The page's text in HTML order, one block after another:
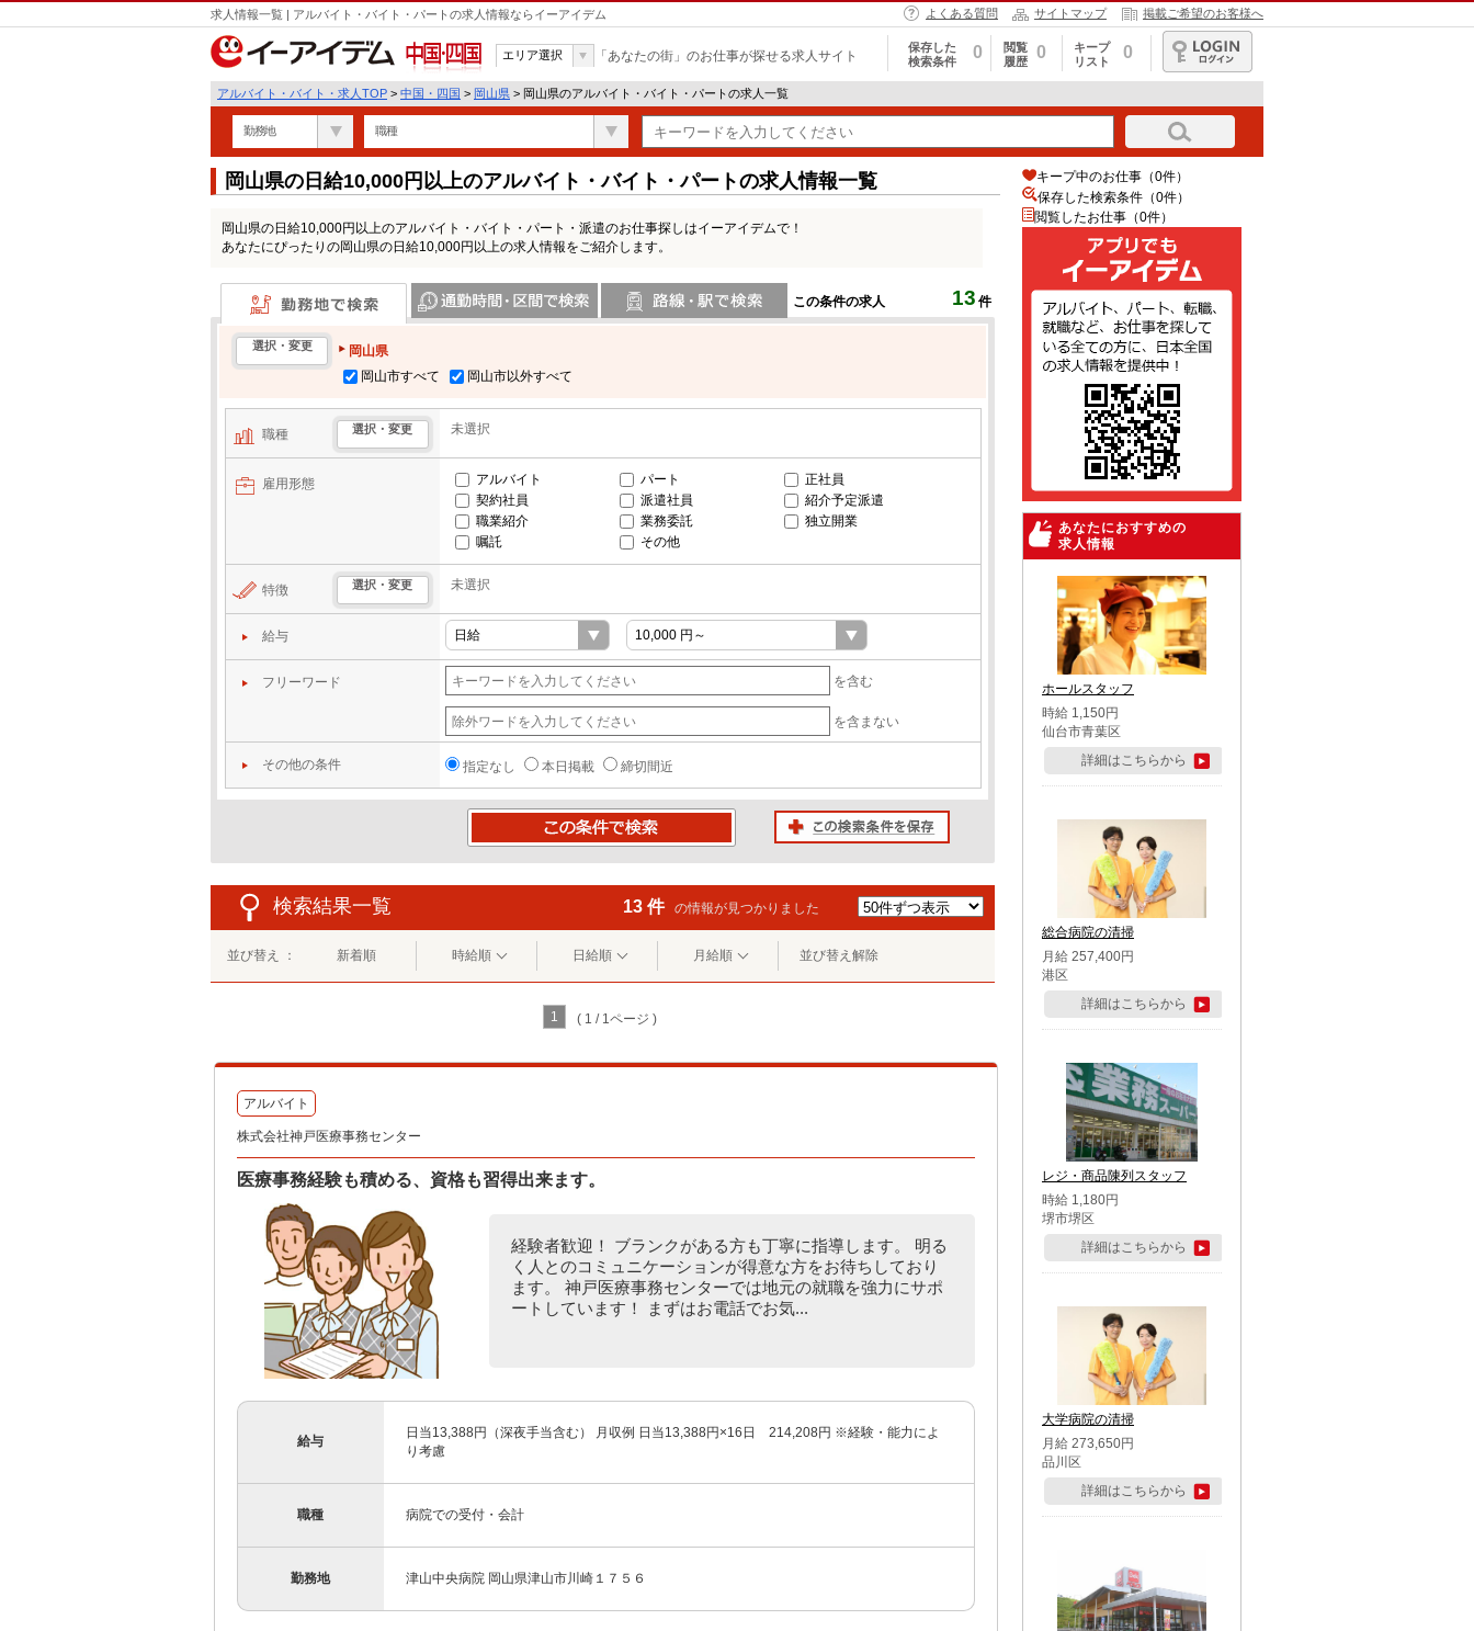
求人情報一覧 | アルバイト・バイト・パートの求人情報ならイーアイデム よくある質問 サイトマップ 掲載ご希望のお客様へ
中国・四国
エリア選択 「あなたの街」のお仕事が探せる求人サイト
保存した
検索条件
0
閲覧
履歴
0
キープ
リスト
0
ログイン
アルバイト・バイト・求人TOP > 中国・四国 > 岡山県 > 岡山県のアルバイト・バイト・パートの求人一覧
勤務地 職種
岡山県の日給10,000円以上のアルバイト・バイト・パートの求人情報一覧
岡山県の日給10,000円以上のアルバイト・バイト・パート・派遣のお仕事探しはイーアイデムで！
あなたにぴったりの岡山県の日給10,000円以上の求人情報をご紹介します。
この条件の求人 13 件
勤務地で検索
選択・変更
岡山県
岡山市すべて
岡山市以外すべて
職種 選択・変更 未選択
雇用形態 アルバイト パート
正社員
契約社員
派遣社員
紹介予定派遣
職業紹介
業務委託
独立開業
嘱託
その他
特徴 選択・変更 未選択
給与
フリーワード を含む
を含まない
その他の条件 指定なし 本日掲載 締切間近
検索結果一覧 13 件 の情報が見つかりました
並び替え ： 新着順 時給順 日給順 月給順 並び替え解除
1 ( 1 / 1ページ )
アルバイト
株式会社神戸医療事務センター
医療事務経験も積める、資格も習得出来ます。
経験者歓迎！ ブランクがある方も丁寧に指導します。 明る
く人とのコミュニケーションが得意な方をお待ちしており
ます。 神戸医療事務センターでは地元の就職を強力にサポ
ートしています！ まずはお電話でお気...
給与
日当13,388円（深夜手当含む） 月収例 日当13,388円×16日 214,208円 ※経験・能力によ
り考慮
職種 病院での受付・会計
勤務地 津山中央病院 岡山県津山市川崎１７５６
キープ中のお仕事（0件）
保存した検索条件（0件）
閲覧したお仕事（0件）
あなたにおすすめの
求人情報
ホールスタッフ
時給 1,150円
仙台市青葉区
詳細はこちらから
総合病院の清掃
月給 257,400円
港区
詳細はこちらから
レジ・商品陳列スタッフ
時給 1,180円
堺市堺区
詳細はこちらから
大学病院の清掃
月給 273,650円
品川区
詳細はこちらから